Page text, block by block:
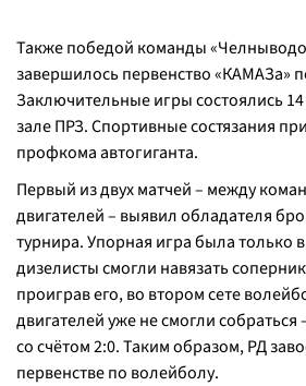
Также победой команды
завершилось первенство «КАМАЗа»
Заключительные игры состоялись
зале ПРЗ. Спортивные состязания
профкома автогиганта.
Первый из двух матчей – между
двигателей – выявил обладателя
турнира. Упорная игра была только
дизелисты смогли навязать
проиграв его, во втором сете
двигателей уже не смогли собраться
со счётом 2:0. Таким образом, РД
первенстве по волейболу.